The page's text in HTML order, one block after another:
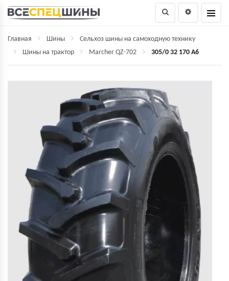
Главная Шины
Сельхоз шины на самоходную технику
Шины на трактор
Marcher QZ-702 305/0 32 170 A6